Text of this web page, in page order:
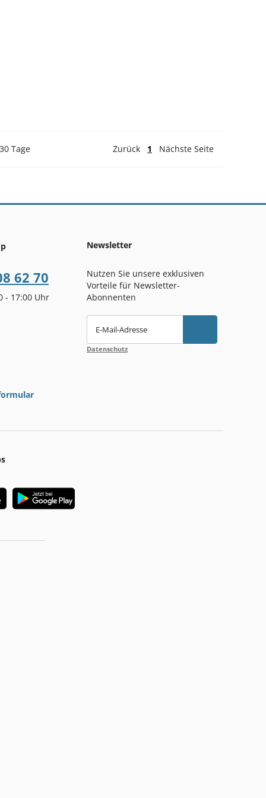
Tage Zurück 1 Nächste Seite
62 70
- 17:00 Uhr
Newsletter
Nutzen Sie unsere exklusiven
Vorteile für Newsletter-
Abonnenten
E-Mail-Adresse
Datenschutz